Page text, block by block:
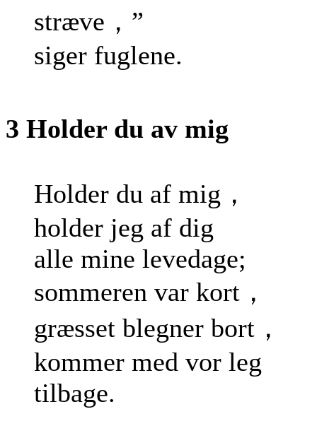
stræve，”
siger fuglene.
3 Holder du av mig
Holder du af mig，
holder jeg af dig
alle mine levedage;
sommeren var kort，
græsset blegner bort，
kommer med vor leg
tilbage.